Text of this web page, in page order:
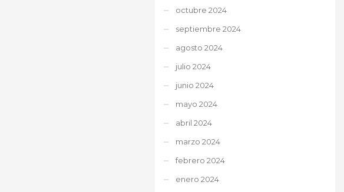
octubre 2024
septiembre 2024
agosto 2024
julio 2024
junio 2024
mayo 2024
abril 2024
marzo 2024
febrero 2024
enero 2024